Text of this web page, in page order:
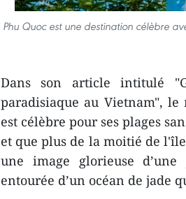
Phu Quoc est une destination célèbre
Dans son article intitulé
paradisiaque au Vietnam", le
est célèbre pour ses plages
et que plus de la moitié de
une image glorieuse
entourée d’un océan de jade